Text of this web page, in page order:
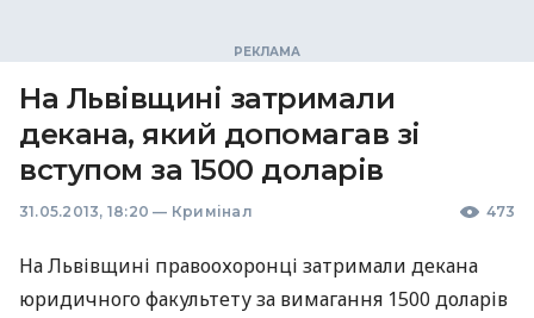
На Львівщині затримали
декана, який допомагав зі
вступом за 1500 доларів
31.05.2013, 18:20 — Кримінал 473
На Львівщині правоохоронці затримали декана
юридичного факультету за вимагання 1500 доларів